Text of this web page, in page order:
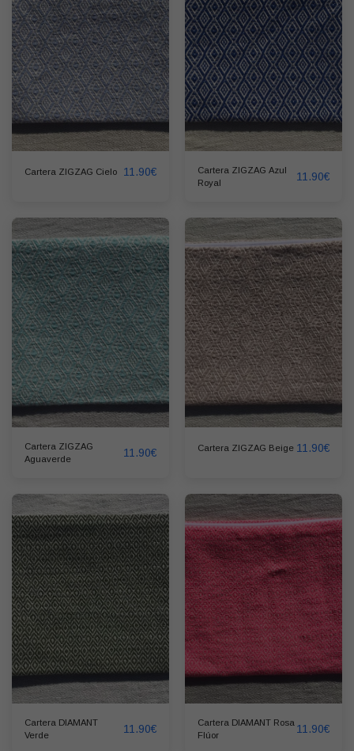
Cartera ZIGZAG Cielo 11.90€
Cartera ZIGZAG Azul
Royal
11.90€
Cartera ZIGZAG
Aguaverde
11.90€ Cartera ZIGZAG Beige 11.90€
Cartera DIAMANT
Verde
11.90€
Cartera DIAMANT Rosa
Flúor
11.90€